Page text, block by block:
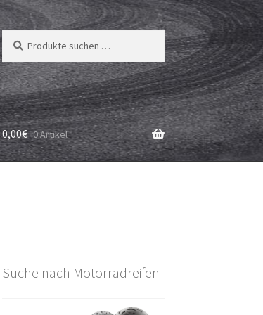
Suchen
nach:
Suchen
0,00€ 0 Artikel
Suche nach Motorradreifen